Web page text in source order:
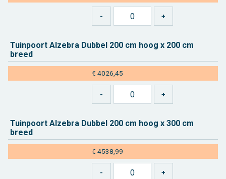
Tuin­poort Al­ze­bra Dub­bel 200 cm hoog x 200 cm
breed
€ 4026,45
Tuin­poort Al­ze­bra Dub­bel 200 cm hoog x 300 cm
breed
€ 4538,99